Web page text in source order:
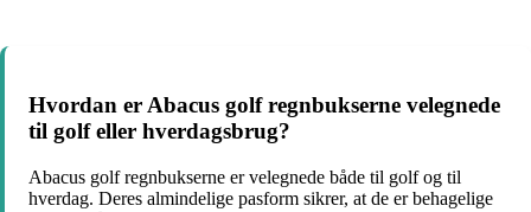
Hvordan er Abacus golf regnbukserne velegnede
til golf eller hverdagsbrug?
Abacus golf regnbukserne er velegnede både til golf og til
hverdag. Deres almindelige pasform sikrer, at de er behagelige